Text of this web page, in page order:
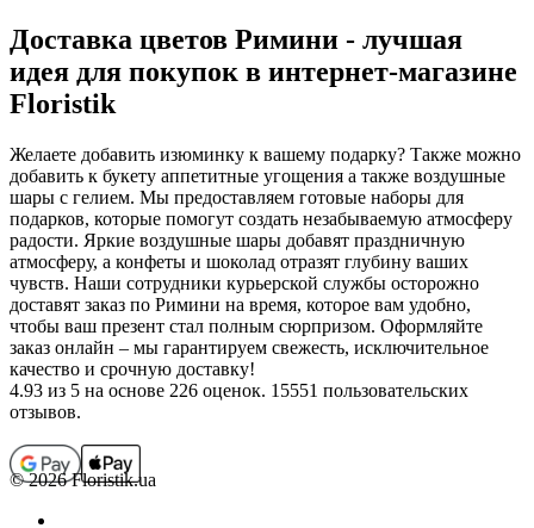
Доставка цветов Римини - лучшая
идея для покупок в интернет-магазине
Floristik
Желаете добавить изюминку к вашему подарку? Также можно
добавить к букету аппетитные угощения а также воздушные
шары с гелием. Мы предоставляем готовые наборы для
подарков, которые помогут создать незабываемую атмосферу
радости. Яркие воздушные шары добавят праздничную
атмосферу, а конфеты и шоколад отразят глубину ваших
чувств. Наши сотрудники курьерской службы осторожно
доставят заказ по Римини на время, которое вам удобно,
чтобы ваш презент стал полным сюрпризом. Оформляйте
заказ онлайн – мы гарантируем свежесть, исключительное
качество и срочную доставку!
4.93 из 5 на основе 226 оценок. 15551 пользовательских
отзывов.
© 2026 Floristik.ua